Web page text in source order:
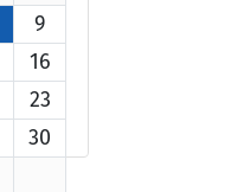
9
16
23
30